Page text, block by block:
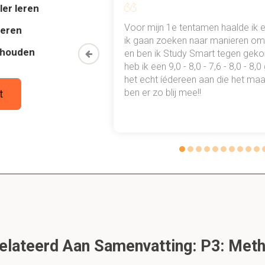
"subject" eigenlijk voor de eerste keer echt conistent
klinische experimenten, omdat die term vaak gebruikt werd om
naturalistische observatie aan te geven.
Laat hier meer flashcards zien
onderzoek?
zich tot de simplere mentale processen?
leren
mn
een heel
gewoon
Voor mijn 1e tentamen haalde ik
ik gaan zoeken naar manieren
en ben ik Study Smart tegen
heb ik een 9,0 - 8,0 - 7,6 - 8,0 -
het echt íédereen aan die het
ben er zo blij mee!!
Aan Samenvatting: P3: